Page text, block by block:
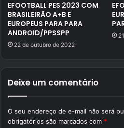
EFOOTBALL PES 2023 COM
BRASILEIRÃO A+B E
EUROPEUS PARA PARA
ANDROID/PPSSPP
22 de outubro de 2022
Deixe um comentário
O seu endereço de e-mail não será
obrigatórios são marcados com *